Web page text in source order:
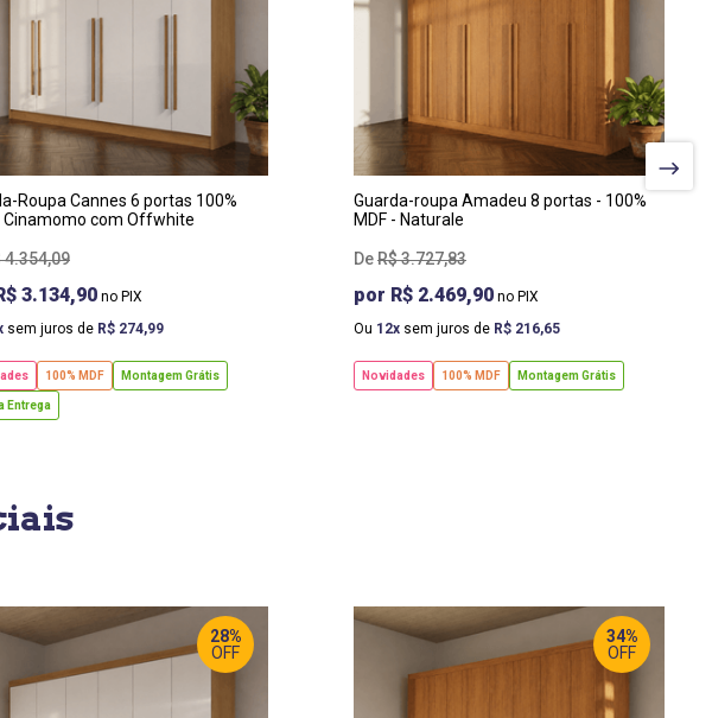
278 CM
PROF
68 CM
ALTURA:
Roupa Cannes 6 portas 100%
Cinamomo com Offwhite
4.354,09
3.134,90
sem juros de R$ 274,99
100% MDF Montagem Grátis
Entrega
56 CM
ALTURA:
Guarda-roupa Amadeu 8 portas - 100%
MDF - Naturale
R$3.727,83
R$ 2.469,90
Ou 12 sem juros de R$ 216,65
Novidades 100% MDF Montagem Grátis
28%
OFF
34%
OFF